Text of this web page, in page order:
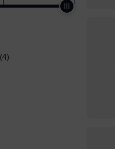
(4)